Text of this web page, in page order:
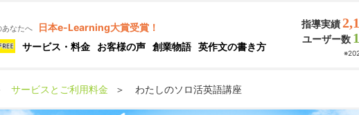
あなたへ
日本e-Learning大賞受賞！
サービス・料金 お客様の声 創業物語 英作文の書き方
指導実績
ユーザー数
サービスとご利用料金 ＞ わたしのソロ活英語講座